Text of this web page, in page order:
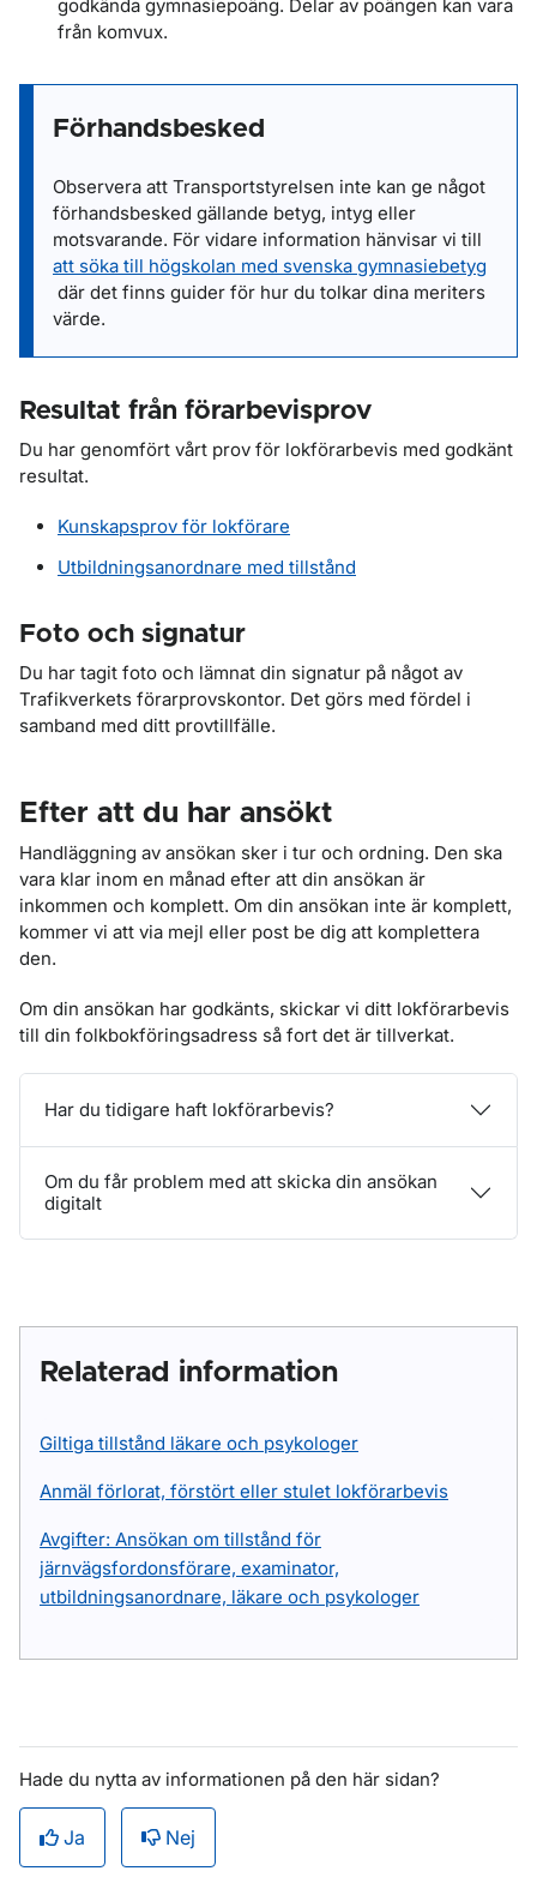
godkända gymnasiepoäng. Delar av poängen kan vara
från komvux.
Förhandsbesked
Observera att Transportstyrelsen inte kan ge något
förhandsbesked gällande betyg, intyg eller
motsvarande. För vidare information hänvisar vi till
att söka till högskolan med svenska gymnasiebetyg
där det finns guider för hur du tolkar dina meriters
värde.
Resultat från förarbevisprov
Du har genomfört vårt prov för lokförarbevis med godkänt
resultat.
Kunskapsprov för lokförare
Utbildningsanordnare med tillstånd
Foto och signatur
Du har tagit foto och lämnat din signatur på något av
Trafikverkets förarprovskontor. Det görs med fördel i
samband med ditt provtillfälle.
Efter att du har ansökt
Handläggning av ansökan sker i tur och ordning. Den ska
vara klar inom en månad efter att din ansökan är
inkommen och komplett. Om din ansökan inte är komplett,
kommer vi att via mejl eller post be dig att komplettera
den.
Om din ansökan har godkänts, skickar vi ditt lokförarbevis
till din folkbokföringsadress så fort det är tillverkat.
Har du tidigare haft lokförarbevis?
Om du får problem med att skicka din ansökan
digitalt
Relaterad information
Giltiga tillstånd läkare och psykologer
Anmäl förlorat, förstört eller stulet lokförarbevis
Avgifter: Ansökan om tillstånd för
järnvägsfordonsförare, examinator,
utbildningsanordnare, läkare och psykologer
Hade du nytta av informationen på den här sidan?
Ja Nej